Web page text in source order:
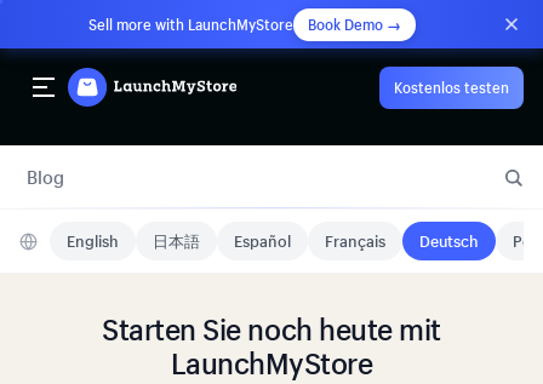
Sell more with LaunchMyStore Book Demo →
Kostenlos testen
Blog
English 日本語 Español Français Deutsch
Starten Sie noch heute mit
LaunchMyStore